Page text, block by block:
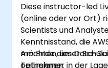
Diese instructor-led
(online oder vor Ort)
Scientists und
Kenntnisstand, die
möchten, um Data-
optimieren.
Am Ende dieser
Teilnehmer in der